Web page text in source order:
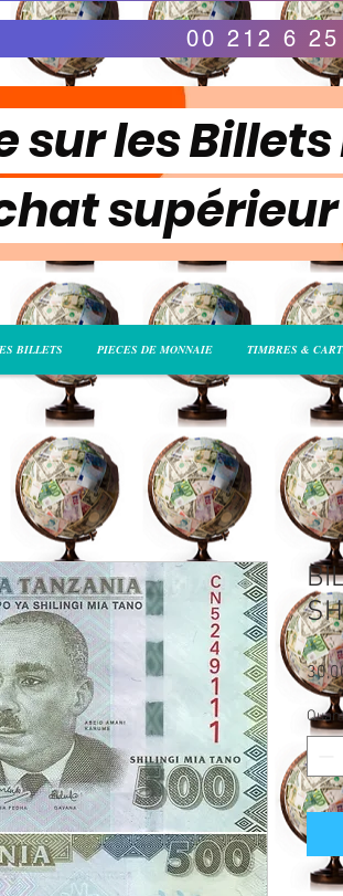
00 212 6
sur les
BILLETS PIECES DE MONNAIE TIMBRES &